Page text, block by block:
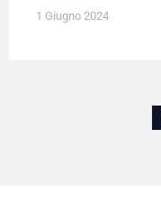
1 Giugno 2024